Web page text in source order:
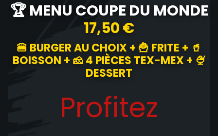
🏆 MENU COUPE DU MONDE
17,50 €
🍔 BURGER AU CHOIX + 🍟 FRITE + 🥤
BOISSON + 🧀 4 PIÈCES TEX-MEX + 🍨
DESSERT
Profitez